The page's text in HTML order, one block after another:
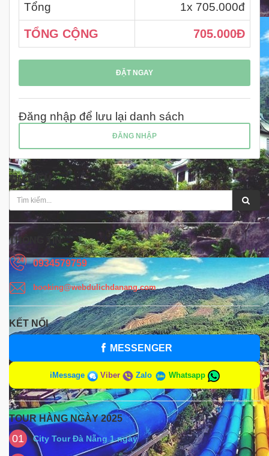
Tổng 1x 705.000đ
TỔNG CỘNG 705.000Đ
ĐẶT NGAY
Đăng nhập để lưu lại danh sách
ĐĂNG NHẬP
TÌM KIẾM
THÔNG TIN
0934579759
booking@webdulichdanang.com
KẾT NỐI
MESSENGER
iMessage Viber Zalo Whatsapp
TOUR HÀNG NGÀY 2025
01 City Tour Đà Nẵng 1 ngày